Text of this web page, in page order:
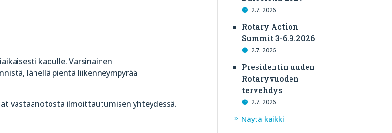
kadulle. Varsinainen
lähellä pientä liikenneympyrää
vastaanotosta ilmoittautumisen yhteydessä.
2.7. 2026
Rotary Action
Summit 3-6.9.2026
2.7. 2026
Presidentin uuden
Rotaryvuoden
tervehdys
2.7. 2026
Näytä kaikki